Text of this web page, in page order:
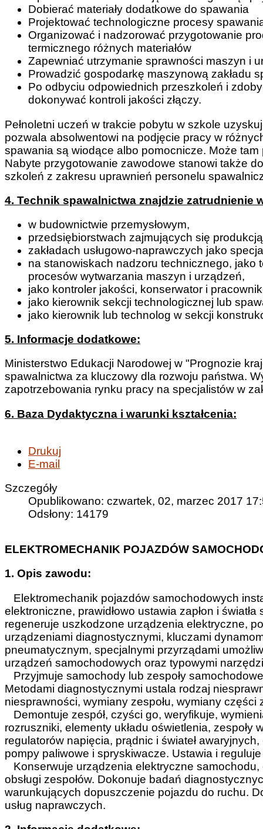
Dobierać materiały dodatkowe do spawania
Projektować technologiczne procesy
Organizować i nadzorować przygotowanie
termicznego różnych materiałów
Zapewniać utrzymanie sprawności maszyn i
Prowadzić gospodarkę maszynową zakładu
Po odbyciu odpowiednich przeszkoleń i
dokonywać kontroli jakości złączy.
Pełnoletni uczeń w trakcie pobytu w szkole
pozwala absolwentowi na podjęcie pracy w
spawania są wiodące albo pomocnicze. Może
Nabyte przygotowanie zawodowe stanowi także
szkoleń z zakresu uprawnień personelu
4. Technik spawalnictwa znajdzie zatrudnienie
w budownictwie przemysłowym,
przedsiębiorstwach zajmujących się
zakładach usługowo-naprawczych jako
na stanowiskach nadzoru technicznego, jako
procesów wytwarzania maszyn i urządzeń,
jako kontroler jakości, konserwator i
jako kierownik sekcji technologicznej lub
jako kierownik lub technolog w sekcji
5. Informacje dodatkowe:
Ministerstwo Edukacji Narodowej w "Prognozie
spawalnictwa za kluczowy dla rozwoju państwa.
zapotrzebowania rynku pracy na specjalistów w
6. Baza Dydaktyczna i warunki kształcenia:
Drukuj
E-mail
Szczegóły
Opublikowano: czwartek, 02, marzec 2017
Odsłony: 14179
ELEKTROMECHANIK POJAZDÓW
1. Opis zawodu:
Elektromechanik pojazdów samochodowych
elektroniczne, prawidłowo ustawia zapłon i
regeneruje uszkodzone urządzenia elektryczne,
urządzeniami diagnostycznymi, kluczami
pneumatycznym, specjalnymi przyrządami
urządzeń samochodowych oraz typowymi
Przyjmuje samochody lub zespoły
Metodami diagnostycznymi ustala rodzaj
niesprawności, wymiany zespołu, wymiany części
Demontuje zespół, czyści go, weryfikuje,
rozruszniki, elementy układu oświetlenia, zespoły
regulatorów napięcia, prądnic i świateł
pompy paliwowe i spryskiwacze. Ustawia i
Konserwuje urządzenia elektryczne
obsługi zespołów. Dokonuje badań
warunkujących dopuszczenie pojazdu do ruchu.
usług naprawczych.